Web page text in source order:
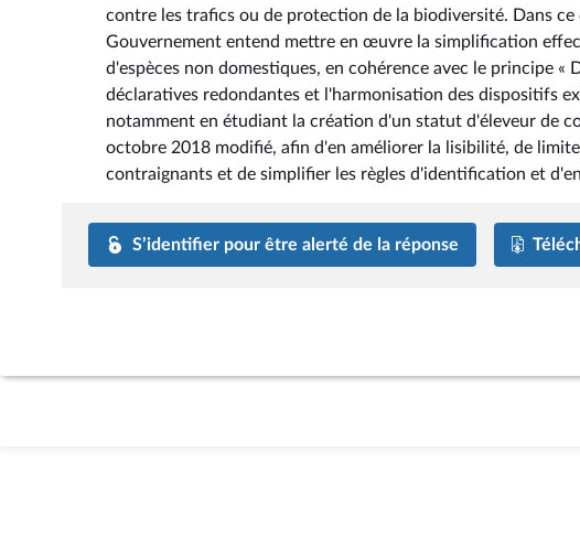
contre les trafics ou de protection de la biodiversité. Dans
Gouvernement entend mettre en œuvre la simplification
d'espèces non domestiques, en cohérence avec le principe
déclaratives redondantes et l'harmonisation des dispositifs
notamment en étudiant la création d'un statut d'éleveur de
octobre 2018 modifié, afin d'en améliorer la lisibilité, de
contraignants et de simplifier les règles d'identification et
S’identifier pour être alerté de la réponse